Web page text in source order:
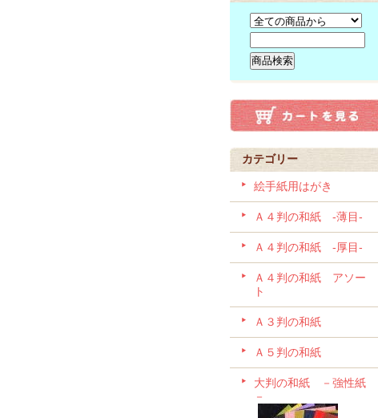
カテゴリー
絵手紙用はがき
Ａ４判の和紙 -薄目-
Ａ４判の和紙 -厚目-
Ａ４判の和紙 アソー
ト
Ａ３判の和紙
Ａ５判の和紙
大判の和紙 －強性紙
－